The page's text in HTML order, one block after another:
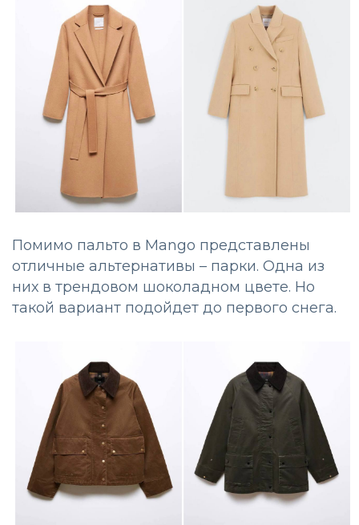
Помимо пальто в Mango представлены
отличные альтернативы – парки. Одна из
них в трендовом шоколадном цвете. Но
такой вариант подойдет до первого снега.